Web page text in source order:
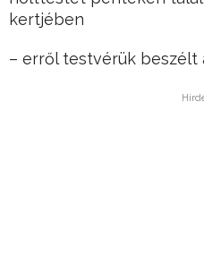
kertjében
– erről testvérük beszélt